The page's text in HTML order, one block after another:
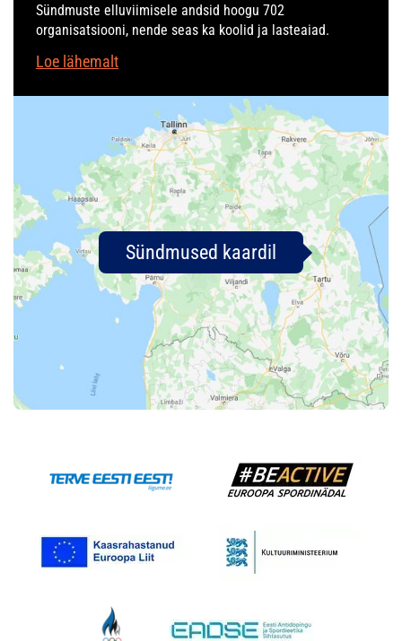
Sündmuste elluviimisele andsid hoogu 702
organisatsiooni, nende seas ka koolid ja lasteaiad.
Loe lähemalt
Sündmused kaardil